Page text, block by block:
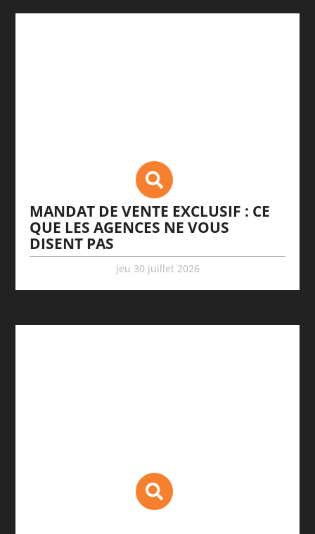
MANDAT DE VENTE EXCLUSIF : CE
QUE LES AGENCES NE VOUS
DISENT PAS
jeu 30 juillet 2026